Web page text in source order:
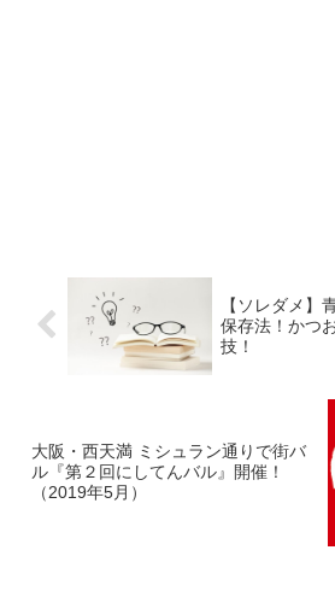
【ソレダメ】
保存法！かつ
技！
大阪・西天満 ミシュラン通りで街バ
ル『第２回にしてんバル』開催！
（2019年5月）